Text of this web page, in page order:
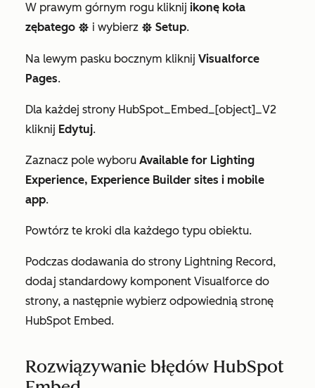
W prawym górnym rogu kliknij ikonę koła
zębatego settings i wybierz settings Setup.
Na lewym pasku bocznym kliknij Visualforce
Pages.
Dla każdej strony HubSpot_Embed_[object]_V2
kliknij Edytuj.
Zaznacz pole wyboru Available for Lighting
Experience, Experience Builder sites i mobile
app.
Powtórz te kroki dla każdego typu obiektu.
Podczas dodawania do strony Lightning Record,
dodaj standardowy komponent Visualforce do
strony, a następnie wybierz odpowiednią stronę
HubSpot Embed.
Rozwiązywanie błędów HubSpot